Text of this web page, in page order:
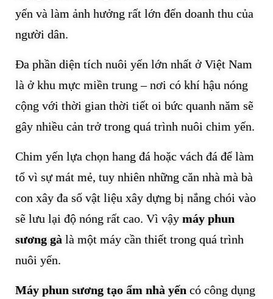
yến và làm ảnh hưởng rất lớn đến doanh thu của
người dân.
Đa phần diện tích nuôi yến lớn nhất ở Việt Nam
là ở khu mực miền trung – nơi có khí hậu nóng
cộng với thời gian thời tiết oi bức quanh năm sẽ
gây nhiều cản trở trong quá trình nuôi chim yến.
Chim yến lựa chọn hang đá hoặc vách đá để làm
tổ vì sự mát mẻ, tuy nhiên những căn nhà mà bà
con xây đa số vật liệu xây dựng bị nắng chói vào
sẽ lưu lại độ nóng rất cao. Vì vậy máy phun
sương gà là một máy cần thiết trong quá trình
nuôi yến.
Máy phun sương tạo ẩm nhà yến có công dụng